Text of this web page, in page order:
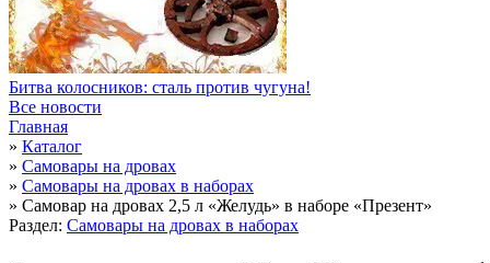
Битва колосников: сталь против чугуна!
Все новости
Главная
» Каталог
» Cамовары на дровах
» Самовары на дровах в наборах
» Самовар на дровах 2,5 л «Желудь» в наборе «Презент»
Раздел: Самовары на дровах в наборах